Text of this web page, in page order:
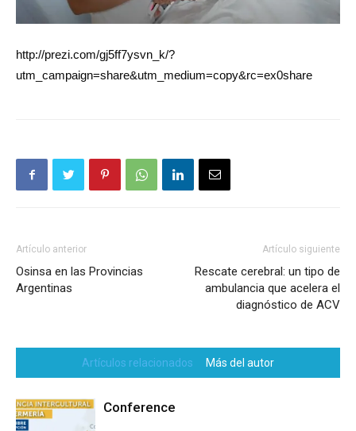
http://prezi.com/gj5ff7ysvn_k/?
utm_campaign=share&utm_medium=copy&rc=ex0share
Artículo anterior
Osinsa en las Provincias
Argentinas
Artículo siguiente
Rescate cerebral: un tipo de
ambulancia que acelera el
diagnóstico de ACV
Artículos relacionados Más del autor
Conference